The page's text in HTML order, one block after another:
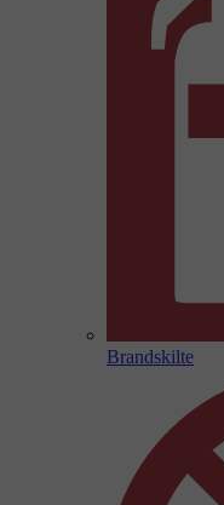
Brandskilte